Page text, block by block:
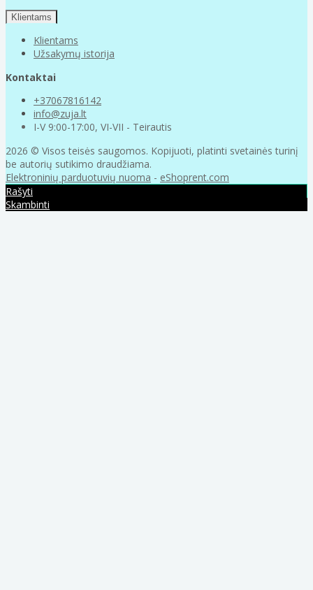
Klientams
Klientams
Užsakymų istorija
Kontaktai
+37067816142
info@zuja.lt
I-V 9:00-17:00, VI-VII - Teirautis
2026 © Visos teisės saugomos. Kopijuoti, platinti svetainės turinį
be autorių sutikimo draudžiama.
Elektroninių parduotuvių nuoma - eShoprent.com
Rašyti
Skambinti